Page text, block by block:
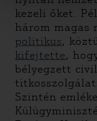
kezeli őket.
három magas
politikus,
kifejtette,
bélyegzett
Szintén